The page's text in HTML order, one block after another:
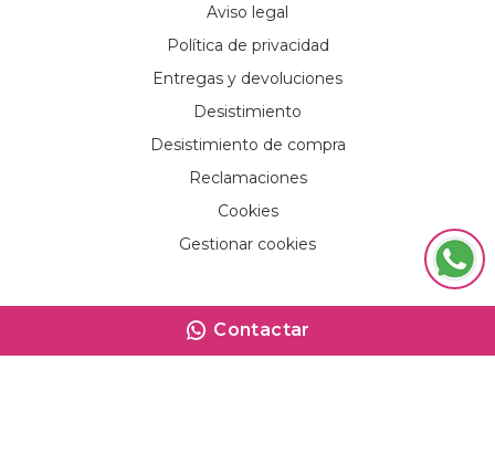
Contactar
Contactar
Aviso legal
Política de privacidad
Entregas y devoluciones
Desistimiento
Desistimiento de compra
Reclamaciones
Cookies
Gestionar cookies